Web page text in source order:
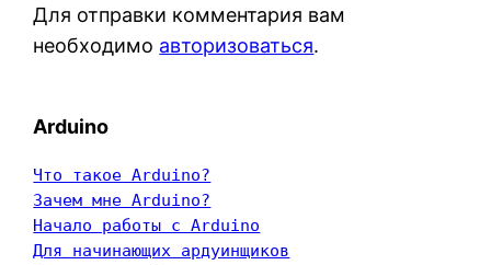
Для отправки комментария вам
необходимо авторизоваться.
Arduino
Что такое Arduino?
Зачем мне Arduino?
Начало работы с Arduino
Для начинающих ардуинщиков